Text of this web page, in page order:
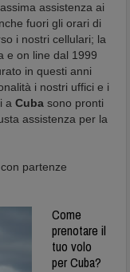
assistenza ai
fuori gli orari di
i nostri cellulari; la
e on line dal 1999
in questi anni
i nostri uffici e i
a Cuba sono pronti
assistenza per la
partenze
Come
prenotare il
tuo volo
per Cuba?